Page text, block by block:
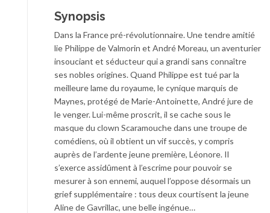
Synopsis
Dans la France pré-révolutionnaire. Une tendre amitié
lie Philippe de Valmorin et André Moreau, un aventurier
insouciant et séducteur qui a grandi sans connaître
ses nobles origines. Quand Philippe est tué par la
meilleure lame du royaume, le cynique marquis de
Maynes, protégé de Marie-Antoinette, André jure de
le venger. Lui-même proscrit, il se cache sous le
masque du clown Scaramouche dans une troupe de
comédiens, où il obtient un vif succès, y compris
auprès de l’ardente jeune première, Léonore. Il
s’exerce assidûment à l’escrime pour pouvoir se
mesurer à son ennemi, auquel l’oppose désormais un
grief supplémentaire : tous deux courtisent la jeune
Aline de Gavrillac, une belle ingénue…